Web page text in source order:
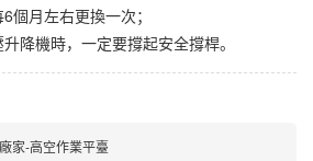
個月左右更換一次；
降機時，一定要撐起安全撐桿。
家-高空作業平臺